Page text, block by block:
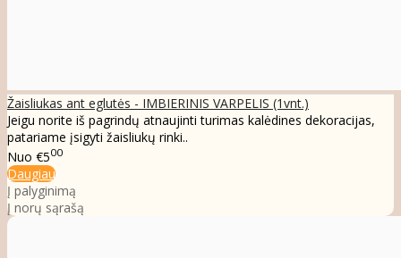
Žaisliukas ant eglutės - IMBIERINIS VARPELIS (1vnt.)
Jeigu norite iš pagrindų atnaujinti turimas kalėdines dekoracijas,
patariame įsigyti žaisliukų rinki..
Nuo €500
Daugiau
Į palyginimą
Į norų sąrašą